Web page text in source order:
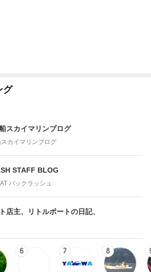
グ
スカイマリンブログ
カイマリンブログ
STAFF BLOG
バックラッシュ
店主、リトルボートの日記、
6 7 8